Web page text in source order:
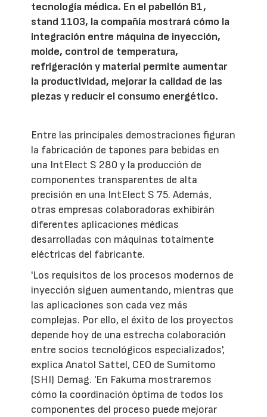
tecnología médica. En el pabellón B1,
stand 1103, la compañía mostrará cómo la
integración entre máquina de inyección,
molde, control de temperatura,
refrigeración y material permite aumentar
la productividad, mejorar la calidad de las
piezas y reducir el consumo energético.
Entre las principales demostraciones figuran
la fabricación de tapones para bebidas en
una IntElect S 280 y la producción de
componentes transparentes de alta
precisión en una IntElect S 75. Además,
otras empresas colaboradoras exhibirán
diferentes aplicaciones médicas
desarrolladas con máquinas totalmente
eléctricas del fabricante.
'Los requisitos de los procesos modernos de
inyección siguen aumentando, mientras que
las aplicaciones son cada vez más
complejas. Por ello, el éxito de los proyectos
depende hoy de una estrecha colaboración
entre socios tecnológicos especializados',
explica Anatol Sattel, CEO de Sumitomo
(SHI) Demag. 'En Fakuma mostraremos
cómo la coordinación óptima de todos los
componentes del proceso puede mejorar